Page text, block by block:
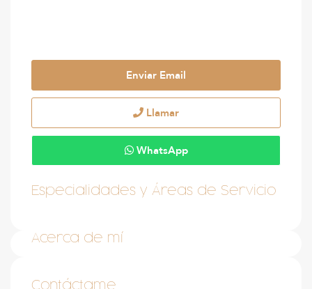
Enviar Email
Llamar
WhatsApp
Especialidades y Áreas de Servicio
Acerca de mí
Contáctame